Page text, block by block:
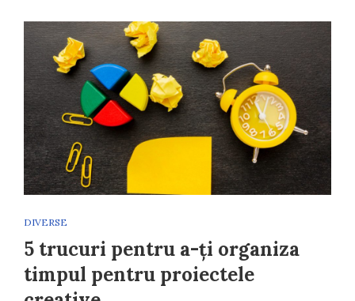
DIVERSE
5 trucuri pentru a-ți organiza
timpul pentru proiectele